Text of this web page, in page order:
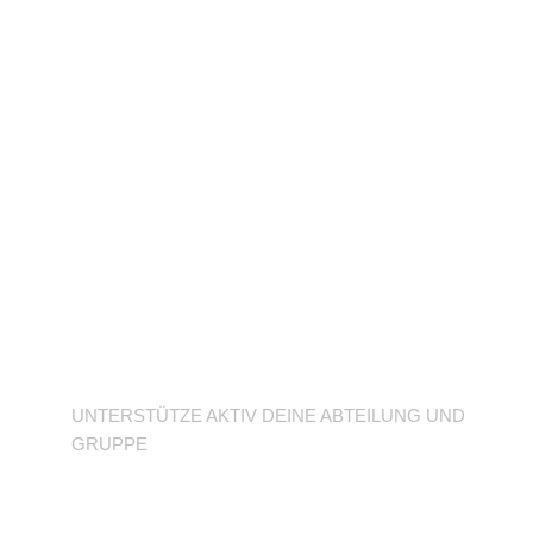
UNTERSTÜTZE AKTIV DEINE ABTEILUNG UND
GRUPPE